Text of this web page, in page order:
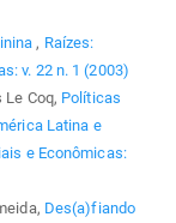
, Raízes:
v. 22 n. 1 (2003)
Le Coq, Políticas
Latina e
e Econômicas:
Des(a)fiando